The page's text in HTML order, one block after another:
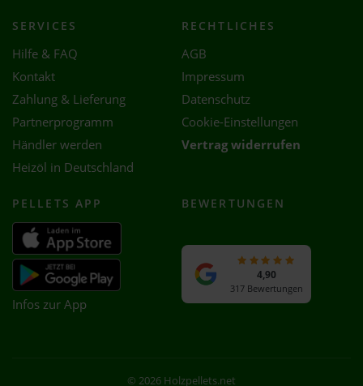
SERVICES
Hilfe & FAQ
Kontakt
Zahlung & Lieferung
Partnerprogramm
Händler werden
Heizöl in Deutschland
RECHTLICHES
AGB
Impressum
Datenschutz
Cookie-Einstellungen
Vertrag widerrufen
PELLETS APP
Infos zur App
BEWERTUNGEN
4,90
317 Bewertungen
© 2026 Holzpellets.net